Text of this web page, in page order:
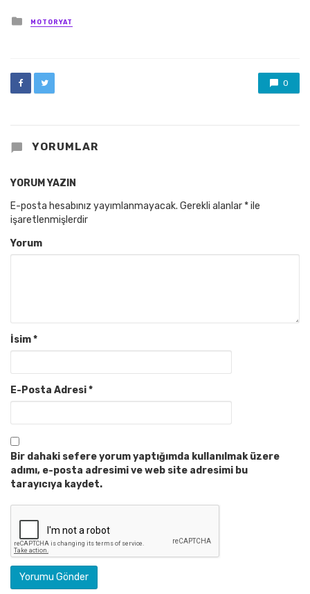
Posted
in
MOTORYAT
0
YORUMLAR
YORUM YAZIN
E-posta hesabınız yayımlanmayacak. Gerekli alanlar *ile
işaretlenmişlerdir
Yorum
İsim*
E-Posta Adresi*
Bir dahaki sefere yorum yaptığımda kullanılmak üzere
adımı, e-posta adresimi ve web site adresimi bu
tarayıcıya kaydet.